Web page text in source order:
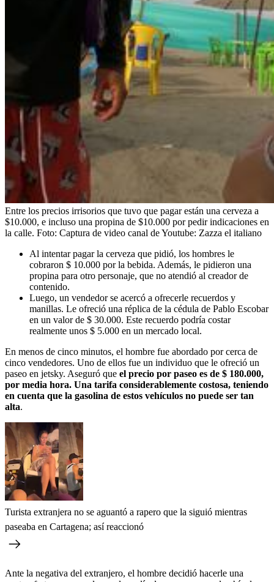
Entre los precios irrisorios que tuvo que pagar están una cerveza a
$10.000, e incluso una propina de $10.000 por pedir indicaciones en
la calle. Foto: Captura de video canal de Youtube: Zazza el italiano
Al intentar pagar la cerveza que pidió, los hombres le
cobraron $ 10.000 por la bebida. Además, le pidieron una
propina para otro personaje, que no atendió al creador de
contenido.
Luego, un vendedor se acercó a ofrecerle recuerdos y
manillas. Le ofreció una réplica de la cédula de Pablo Escobar
en un valor de $ 30.000. Este recuerdo podría costar
realmente unos $ 5.000 en un mercado local.
En menos de cinco minutos, el hombre fue abordado por cerca de
cinco vendedores. Uno de ellos fue un individuo que le ofreció un
paseo en jetsky. Aseguró que el precio por paseo es de $ 180.000,
por media hora. Una tarifa considerablemente costosa, teniendo
en cuenta que la gasolina de estos vehículos no puede ser tan
alta.
Turista extranjera no se aguantó a rapero que la siguió mientras
paseaba en Cartagena; así reaccionó
Ante la negativa del extranjero, el hombre decidió hacerle una